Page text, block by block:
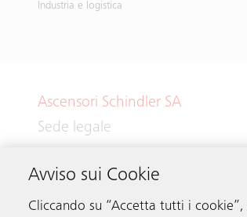
Industria e logistica
Ascensori Schindler SA
Sede legale
Avviso sui Cookie
Cliccando su “Accetta tutti i